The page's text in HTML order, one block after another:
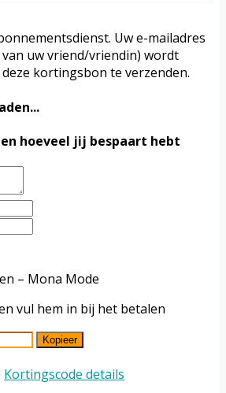
Uw e-mailadres
uw vriend/vriendin) wordt
kortingsbon te verzenden.
hoeveel jij bespaart hebt
– Mona Mode
vul hem in bij het betalen
Kopieer
Kortingscode details